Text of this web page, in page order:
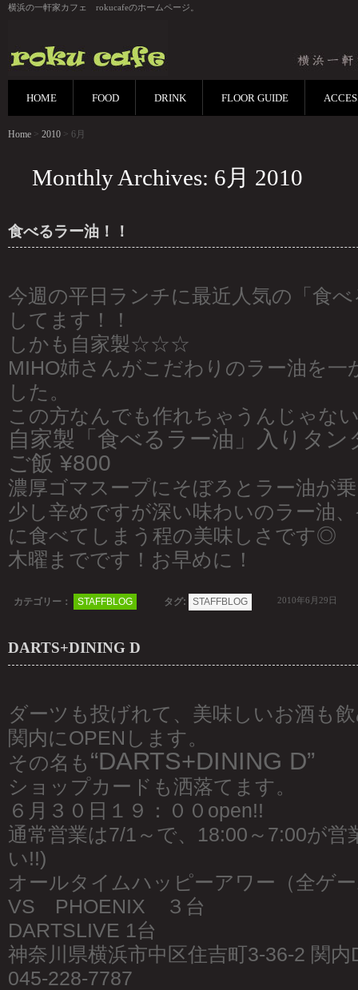
横浜の一軒家カフェ rokucafeのホームページ。
HOME FOOD DRINK FLOOR GUIDE
Home > 2010 > 6月
Monthly Archives: 6月 2010
食べるラー油！！
今週の平日ランチに最近人気の「食
してます！！
しかも自家製☆☆☆
MIHO姉さんがこだわりのラー油を一
した。
この方なんでも作れちゃうんじゃな
自家製「食べるラー油」入りタ
ご飯 ¥800
濃厚ゴマスープにそぼろとラー油が
少し辛めですが深い味わいのラー油
に食べてしまう程の美味しさです◎
木曜までです！お早めに！
カテゴリー： STAFFBLOG タグ: STAFFBLOG 2010年6月29日
DARTS+DINING D
ダーツも投げれて、美味しいお酒も
関内にOPENします。
その名も “DARTS+DINING D”
ショップカードも洒落てます。
６月３０日１９：００open!!
通常営業は7/1～で、18:00～7:00が営
い!!)
オールタイムハッピーアワー（全ゲ
VS PHOENIX ３台
DARTSLIVE 1台
神奈川県横浜市中区住吉町3-36-2 関
045-228-7787